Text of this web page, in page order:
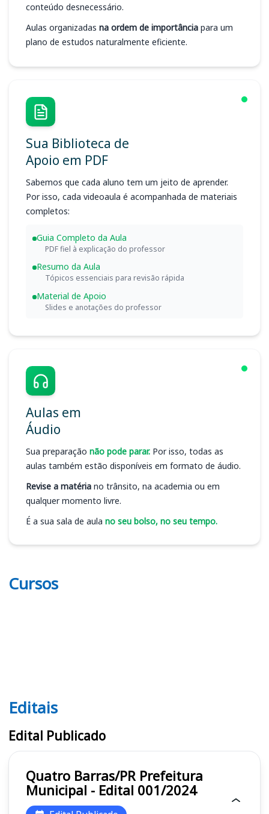
conteúdo desnecessário.
Aulas organizadas na ordem de importância para um
plano de estudos naturalmente eficiente.
Sua Biblioteca de
Apoio em PDF
Sabemos que cada aluno tem um jeito de aprender.
Por isso, cada videoaula é acompanhada de materiais
completos:
Guia Completo da Aula
PDF fiel à explicação do professor
Resumo da Aula
Tópicos essenciais para revisão rápida
Material de Apoio
Slides e anotações do professor
Aulas em
Áudio
Sua preparação não pode parar. Por isso, todas as
aulas também estão disponíveis em formato de áudio.
Revise a matéria no trânsito, na academia ou em
qualquer momento livre.
É a sua sala de aula no seu bolso, no seu tempo.
Cursos
Editais
Editais
Edital Publicado
Quatro Barras/PR Prefeitura
Municipal - Edital 001/2024